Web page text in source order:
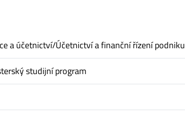
a účetnictví/Účetnictví a finanční řízení podniku
studijní program